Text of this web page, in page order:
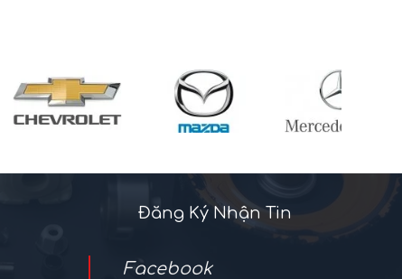
Đăng Ký Nhận Tin
Facebook